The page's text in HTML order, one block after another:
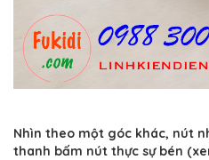
Nhìn theo một góc khác, nút
thanh bấm nút thực sự bén